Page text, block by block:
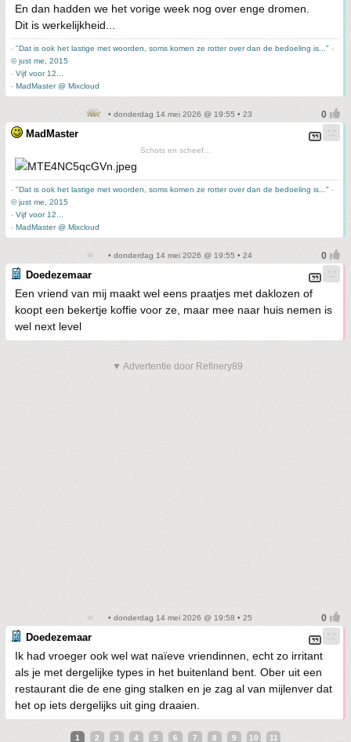
En dan hadden we het vorige week nog over enge dromen.
Dit is werkelijkheid...
- "Dat is ook het lastige met woorden, soms komen ze rotter over dan de bedoeling is..." -
© just me, 2015
- Vijf voor 12...
- MadMaster @ Mixcloud
• donderdag 14 mei 2026 @ 19:55 • 23
MadMaster
Schots en scheef...
- "Dat is ook het lastige met woorden, soms komen ze rotter over dan de bedoeling is..." -
© just me, 2015
- Vijf voor 12...
- MadMaster @ Mixcloud
• donderdag 14 mei 2026 @ 19:55 • 24
Doedezemaar
Een vriend van mij maakt wel eens praatjes met daklozen of
koopt een bekertje koffie voor ze, maar mee naar huis nemen is
wel next level
▼ Advertentie door Refinery89
• donderdag 14 mei 2026 @ 19:58 • 25
Doedezemaar
Ik had vroeger ook wel wat naïeve vriendinnen, echt zo irritant
als je met dergelijke types in het buitenland bent. Ober uit een
restaurant die de ene ging stalken en je zag al van mijlenver dat
het op iets dergelijks uit ging draaien.
1 2 3 4 5 6 7 8 9 10 11